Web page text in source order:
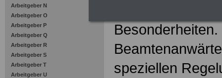
Arbeitgeber N
Arbeitgeber O
Arbeitgeber P
Arbeitgeber Q
Arbeitgeber R
Arbeitgeber S
Arbeitgeber T
Arbeitgeber U
speziellen